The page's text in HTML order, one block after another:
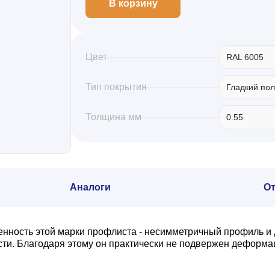
В корзину
Цвет RAL 6005
Тип покрытия Гладкий
Толщина мм 0.55
Аналоги
этой марки профлиста - несимметричный профиль и
Благодаря этому он практически не подвержен